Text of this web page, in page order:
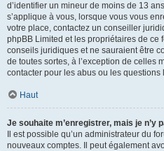
d’identifier un mineur de moins de 13
s’applique à vous, lorsque vous vous
votre place, contactez un conseiller
phpBB Limited et les propriétaires de ce
conseils juridiques et ne sauraient être
de toutes sortes, à l’exception de celles
contacter pour les abus ou les
Haut
Je souhaite m’enregistrer, mais je n’y
Il est possible qu’un administrateur du
nouveaux comptes. Il peut également